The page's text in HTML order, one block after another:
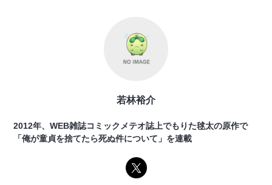
若林裕介
2012年、WEB雑誌コミックメテオ誌上でもりた毬太の原作で
「俺が童貞を捨てたら死ぬ件について」を連載